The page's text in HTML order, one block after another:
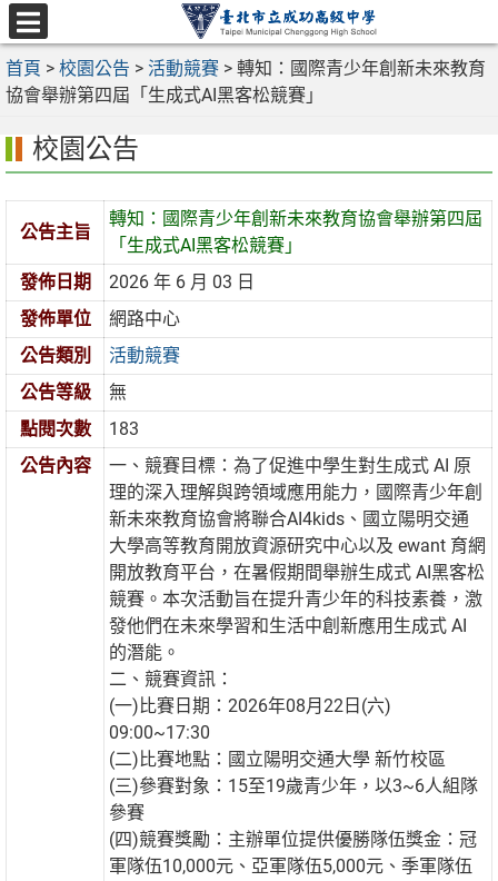
跳
至
主
要
區
選
單
首頁 > 校園公告 > 活動競賽 > 轉知：國際青少年創新未來教育
協會舉辦第四屆「生成式AI黑客松競賽」
校園公告
公告主旨
轉知：國際青少年創新未來教育協會舉辦第四屆
「生成式AI黑客松競賽」
發佈日期
2026 年 6 月 03 日
發佈單位
網路中心
公告類別
活動競賽
公告等級
無
點閱次數
183
公告內容
一、競賽目標：為了促進中學生對生成式 AI 原
理的深入理解與跨領域應用能力，國際青少年創
新未來教育協會將聯合AI4kids、國立陽明交通
大學高等教育開放資源研究中心以及 ewant 育網
開放教育平台，在暑假期間舉辦生成式 AI黑客松
競賽。本次活動旨在提升青少年的科技素養，激
發他們在未來學習和生活中創新應用生成式 AI
的潛能。
二、競賽資訊：
(一)比賽日期：2026年08月22日(六)
09:00~17:30
(二)比賽地點：國立陽明交通大學 新竹校區
(三)參賽對象：15至19歲青少年，以3~6人組隊
參賽
(四)競賽獎勵：主辦單位提供優勝隊伍獎金：冠
軍隊伍10,000元、亞軍隊伍5,000元、季軍隊伍